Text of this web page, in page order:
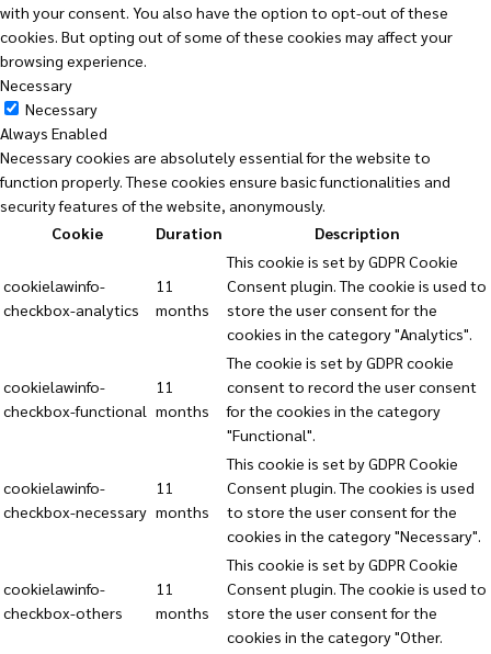
with your consent. You also have the option to opt-out of these
cookies. But opting out of some of these cookies may affect your
browsing experience.
Necessary
Necessary
Always Enabled
Necessary cookies are absolutely essential for the website to
function properly. These cookies ensure basic functionalities and
security features of the website, anonymously.
Cookie
Duration Description
cookielawinfo-
checkbox-analytics
11
months
This cookie is set by GDPR Cookie
Consent plugin. The cookie is used to
store the user consent for the
cookies in the category "Analytics".
cookielawinfo-
checkbox-functional
11
months
The cookie is set by GDPR cookie
consent to record the user consent
for the cookies in the category
"Functional".
cookielawinfo-
checkbox-necessary
11
months
This cookie is set by GDPR Cookie
Consent plugin. The cookies is used
to store the user consent for the
cookies in the category "Necessary".
cookielawinfo-
checkbox-others
11
months
This cookie is set by GDPR Cookie
Consent plugin. The cookie is used to
store the user consent for the
cookies in the category "Other.